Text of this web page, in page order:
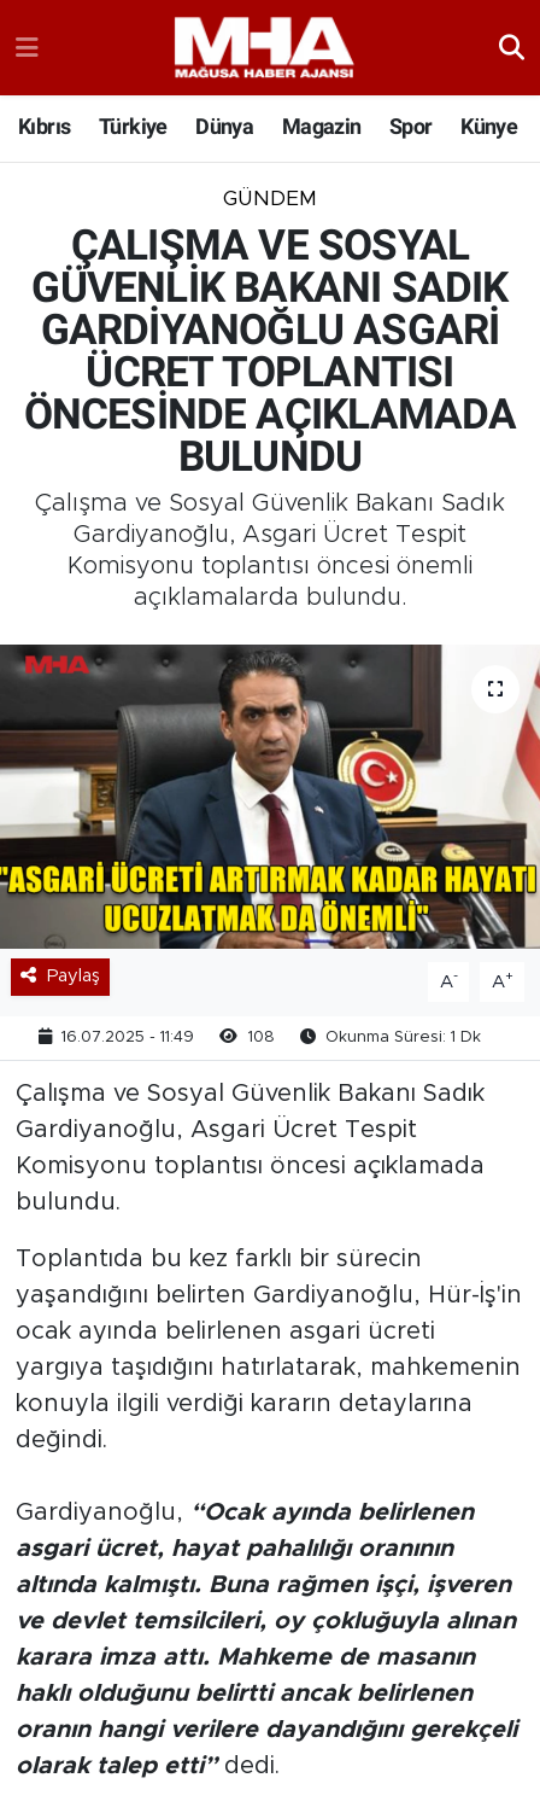
Kıbrıs Türkiye Dünya Magazin Spor Künye
GÜNDEM
ÇALIŞMA VE SOSYAL
GÜVENLİK BAKANI SADIK
GARDİYANOĞLU ASGARİ
ÜCRET TOPLANTISI
ÖNCESİNDE AÇIKLAMADA
BULUNDU
Çalışma ve Sosyal Güvenlik Bakanı Sadık
Gardiyanoğlu, Asgari Ücret Tespit
Komisyonu toplantısı öncesi önemli
açıklamalarda bulundu.
Paylaş A- A+
16.07.2025 - 11:49 108 Okunma Süresi: 1 Dk
Çalışma ve Sosyal Güvenlik Bakanı Sadık
Gardiyanoğlu, Asgari Ücret Tespit
Komisyonu toplantısı öncesi açıklamada
bulundu.
Toplantıda bu kez farklı bir sürecin
yaşandığını belirten Gardiyanoğlu, Hür-İş'in
ocak ayında belirlenen asgari ücreti
yargıya taşıdığını hatırlatarak, mahkemenin
konuyla ilgili verdiği kararın detaylarına
değindi.
Gardiyanoğlu, “Ocak ayında belirlenen
asgari ücret, hayat pahalılığı oranının
altında kalmıştı. Buna rağmen işçi, işveren
ve devlet temsilcileri, oy çokluğuyla alınan
karara imza attı. Mahkeme de masanın
haklı olduğunu belirtti ancak belirlenen
oranın hangi verilere dayandığını gerekçeli
olarak talep etti”dedi.